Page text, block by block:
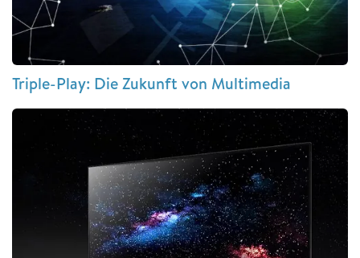
Triple-Play: Die Zukunft von Multimedia